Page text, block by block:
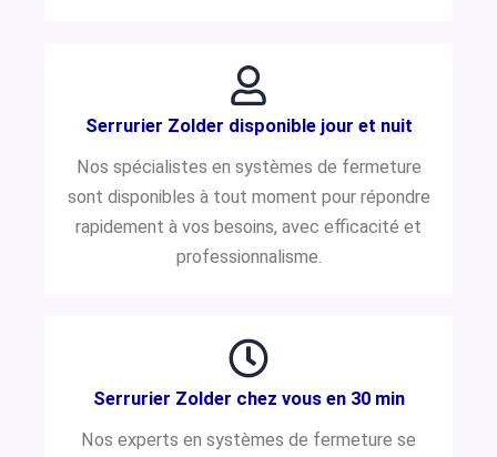
Serrurier Zolder disponible jour et nuit
Nos spécialistes en systèmes de fermeture
sont disponibles à tout moment pour répondre
rapidement à vos besoins, avec efficacité et
professionnalisme.
Serrurier Zolder chez vous en 30 min
Nos experts en systèmes de fermeture se